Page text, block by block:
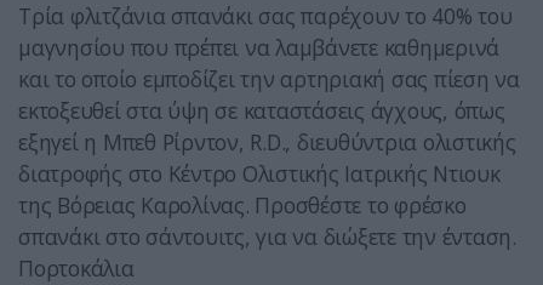
Τρία φλιτζάνια σπανάκι σας παρέχουν το 40% του
μαγνησίου που πρέπει να λαμβάνετε καθημερινά
και το οποίο εμποδίζει την αρτηριακή σας πίεση να
εκτοξευθεί στα ύψη σε καταστάσεις άγχους, όπως
εξηγεί η Μπεθ Ρίρντον, R.D., διευθύντρια ολιστικής
διατροφής στο Κέντρο Ολιστικής Ιατρικής Ντιουκ
της Βόρειας Καρολίνας. Προσθέστε το φρέσκο
σπανάκι στο σάντουιτς, για να διώξετε την ένταση.
Πορτοκάλια